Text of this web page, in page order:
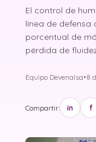
El control de
línea de defensa
porcentual de
pérdida de
Equipo Devenalsa•8
Compartir: in f